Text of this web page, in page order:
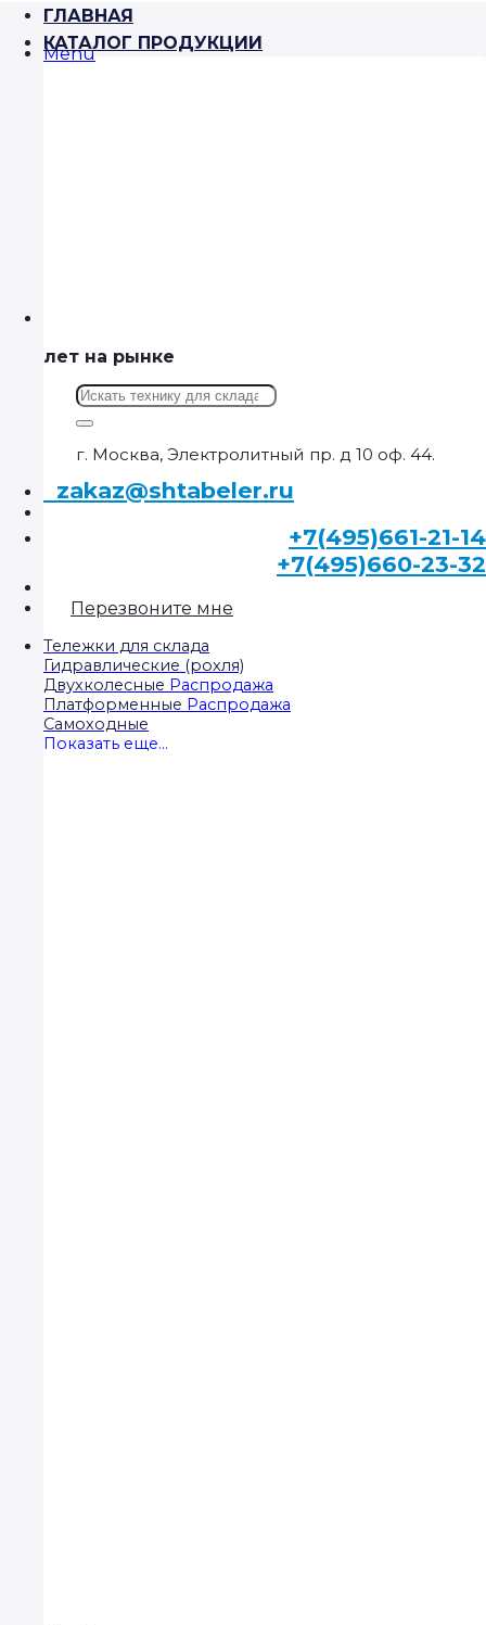
Menu
лет на рынке
Искать:
г. Москва, Электролитный пр. д 10 оф. 44.
zakaz@shtabeler.ru
+7(495)661-21-14
+7(495)660-23-32
Перезвоните мне
ГЛАВНАЯ
КАТАЛОГ ПРОДУКЦИИ
Тележки для склада
Гидравлические (рохля)
Двухколесные
Платформенные
Самоходные
Показать еще...